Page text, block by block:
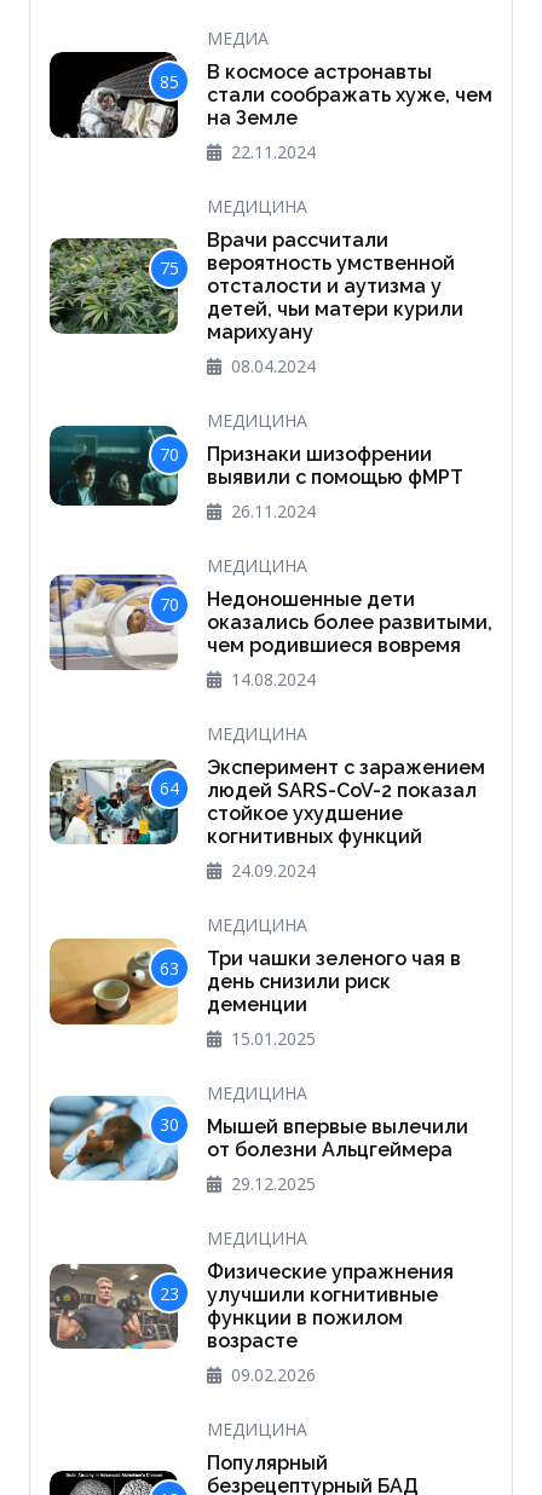
85
МЕДИА
В космосе астронавты
стали соображать хуже, чем
на Земле
22.11.2024
75
МЕДИЦИНА
Врачи рассчитали
вероятность умственной
отсталости и аутизма у
детей, чьи матери курили
марихуану
08.04.2024
70
МЕДИЦИНА
Признаки шизофрении
выявили с помощью фМРТ
26.11.2024
70
МЕДИЦИНА
Недоношенные дети
оказались более развитыми,
чем родившиеся вовремя
14.08.2024
64
МЕДИЦИНА
Эксперимент с заражением
людей SARS-CoV-2 показал
стойкое ухудшение
когнитивных функций
24.09.2024
63
МЕДИЦИНА
Три чашки зеленого чая в
день снизили риск
деменции
15.01.2025
30
МЕДИЦИНА
Мышей впервые вылечили
от болезни Альцгеймера
29.12.2025
23
МЕДИЦИНА
Физические упражнения
улучшили когнитивные
функции в пожилом
возрасте
09.02.2026
МЕДИЦИНА
Популярный
безрецептурный БАД